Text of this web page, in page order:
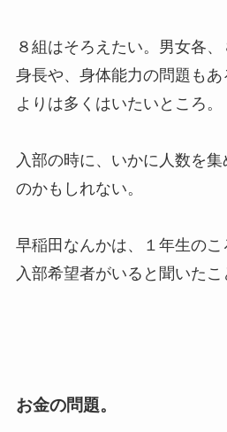
８組はそろえたい。男女各、
身長や、身体能力の問題もあ
よりは多くはいたいところ。
入部の時に、いかに人数を
のかもしれない。
早稲田なんかは、１年生の
入部希望者がいると聞いたこ
お金の問題。